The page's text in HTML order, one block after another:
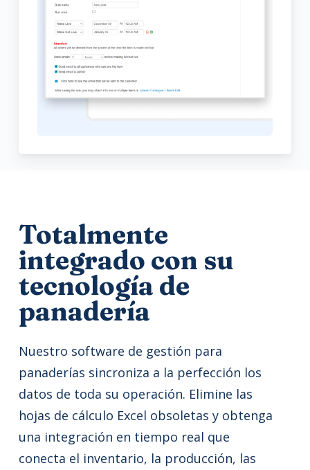
Totalmente
integrado con su
tecnología de
panadería
Nuestro software de gestión para
panaderías sincroniza a la perfección los
datos de toda su operación. Elimine las
hojas de cálculo Excel obsoletas y obtenga
una integración en tiempo real que
conecta el inventario, la producción, las